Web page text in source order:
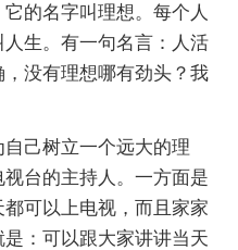
的名字叫理想。每个人
生。有一句名言：人活
没有理想哪有劲头？我
己树立一个远大的理
台的主持人。一方面是
可以上电视，而且家家
：可以跟大家讲讲当天